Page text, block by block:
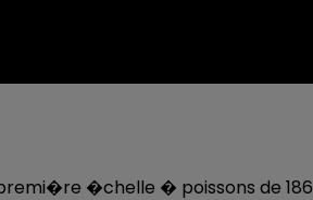
�chelle � poissons de